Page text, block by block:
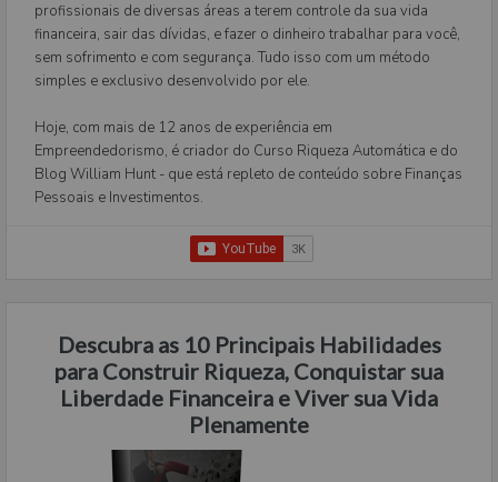
profissionais de diversas áreas a terem controle da sua vida
financeira, sair das dívidas, e fazer o dinheiro trabalhar para você,
sem sofrimento e com segurança. Tudo isso com um método
simples e exclusivo desenvolvido por ele.
Hoje, com mais de 12 anos de experiência em
Empreendedorismo, é criador do Curso Riqueza Automática e do
Blog William Hunt - que está repleto de conteúdo sobre Finanças
Pessoais e Investimentos.
Descubra as 10 Principais Habilidades
para Construir Riqueza, Conquistar sua
Liberdade Financeira e Viver sua Vida
Plenamente